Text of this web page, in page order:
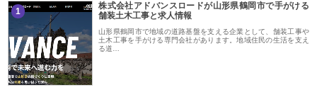
1
株式会社アドバンスロードが山形県鶴岡市で手がける
舗装土木工事と求人情報
山形県鶴岡市で地域の道路基盤を支える企業として、舗装工事や
土木工事を手がける専門会社があります。地域住民の生活を支え
る道…